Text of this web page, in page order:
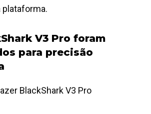
plataforma.
V3 Pro foram
para precisão